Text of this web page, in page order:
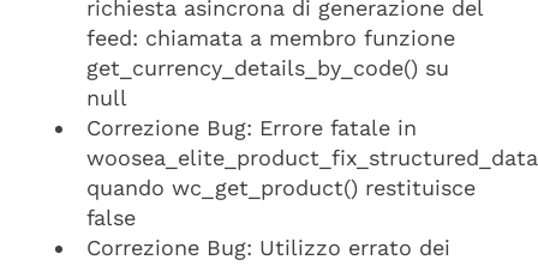
richiesta asincrona di generazione del
feed: chiamata a membro funzione
get_currency_details_by_code() su
null
Correzione Bug: Errore fatale in
quando wc_get_product() restituisce
false
Correzione Bug: Utilizzo errato dei